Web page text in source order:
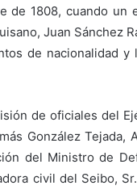
de 1808, cuando un
Juan Sánchez
de nacionalidad
de oficiales del
González Tejada,
del Ministro de
civil del Seibo,